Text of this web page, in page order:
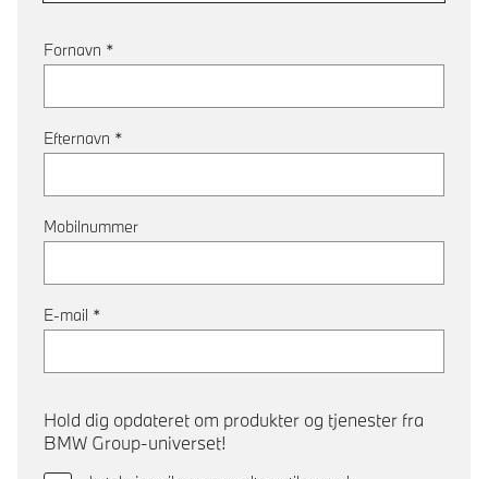
Fornavn *
Efternavn *
Mobilnummer
E-mail *
Hold dig opdateret om produkter og tjenester fra
BMW Group-universet!